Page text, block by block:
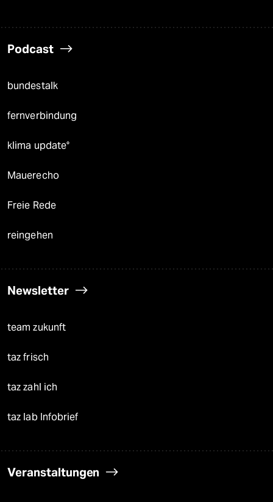
Podcast
bundestalk
fernverbindung
klima update°
Mauerecho
Freie Rede
reingehen
Newsletter
team zukunft
taz frisch
taz zahl ich
taz lab Infobrief
Veranstaltungen